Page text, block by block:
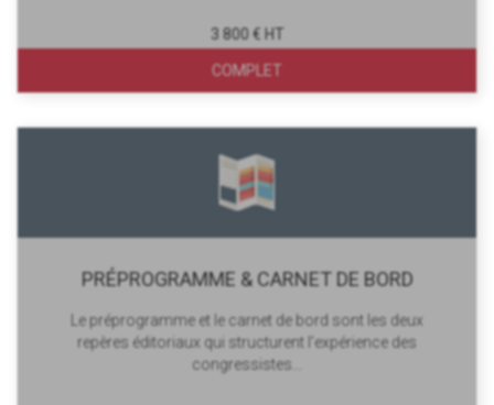
3 800 € HT
COMPLET
PRÉPROGRAMME & CARNET DE BORD
Le préprogramme et le carnet de bord sont les deux
repères éditoriaux qui structurent l’expérience des
congressistes...